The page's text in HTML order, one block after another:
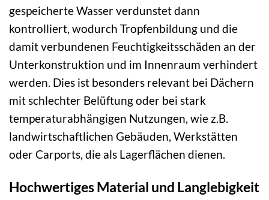
gespeicherte Wasser verdunstet dann
kontrolliert, wodurch Tropfenbildung und die
damit verbundenen Feuchtigkeitsschäden an der
Unterkonstruktion und im Innenraum verhindert
werden. Dies ist besonders relevant bei Dächern
mit schlechter Belüftung oder bei stark
temperaturabhängigen Nutzungen, wie z.B.
landwirtschaftlichen Gebäuden, Werkstätten
oder Carports, die als Lagerflächen dienen.
Hochwertiges Material und Langlebigkeit